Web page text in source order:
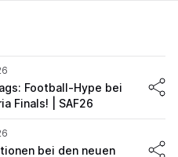
Football-Hype bei
Finals! | SAF26
bei den neuen